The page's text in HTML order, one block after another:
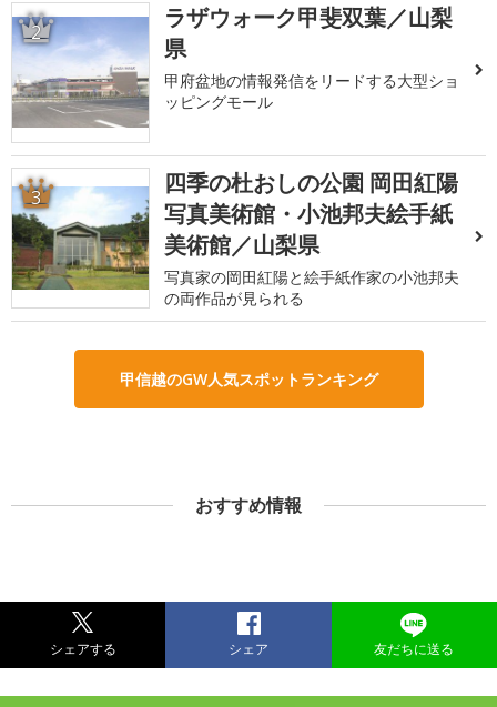
2
ラザウォーク甲斐双葉／山梨
県
甲府盆地の情報発信をリードする大型ショ
ッピングモール
3
四季の杜おしの公園 岡田紅陽
写真美術館・小池邦夫絵手紙
美術館／山梨県
写真家の岡田紅陽と絵手紙作家の小池邦夫
の両作品が見られる
甲信越のGW人気スポットランキング
おすすめ情報
シェアする シェア 友だちに送る